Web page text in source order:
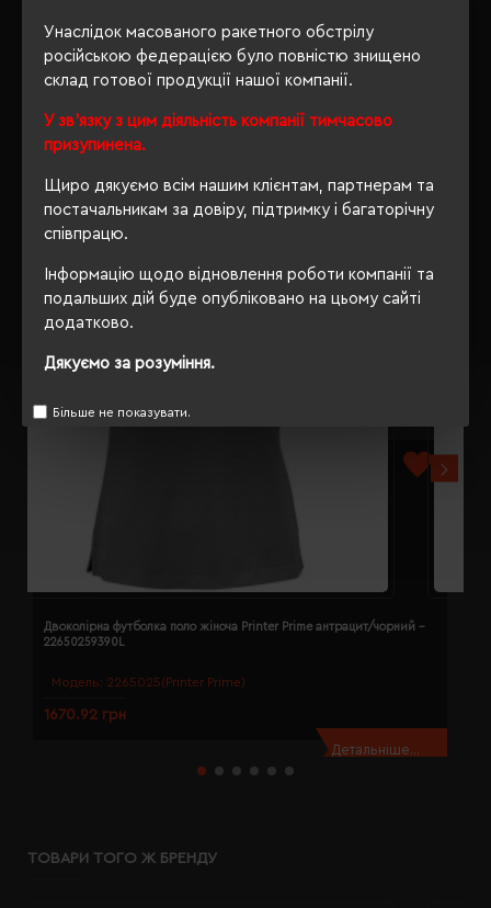
Унаслідок масованого ракетного обстрілу
російською федерацією було повністю знищено
склад готової продукції нашої компанії.
У зв'язку з цим діяльність компанії тимчасово
призупинена.
Щиро дякуємо всім нашим клієнтам, партнерам та
постачальникам за довіру, підтримку і багаторічну
співпрацю.
Інформацію щодо відновлення роботи компанії та
подальших дій буде опубліковано на цьому сайті
додатково.
Дякуємо за розуміння.
Більше не показувати.
ВІДГУКИ
РЕКОМЕНДУЄМО
Модель: 2265025(Printer Prime)
Двоколірна футболка поло жіноча Printer Prime антрацит/чорний -
22650259390L
1670.92 грн
Детальніше...
ТОВАРИ ТОГО Ж БРЕНДУ